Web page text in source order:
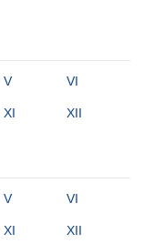
V VI
XI XII
V VI
XI XII